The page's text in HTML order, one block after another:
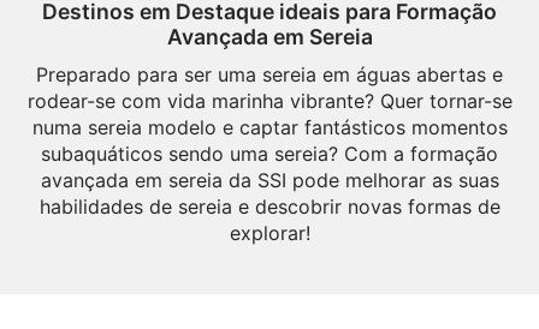
Destinos em Destaque ideais para Formação
Avançada em Sereia
Preparado para ser uma sereia em águas abertas e
rodear-se com vida marinha vibrante? Quer tornar-se
numa sereia modelo e captar fantásticos momentos
subaquáticos sendo uma sereia? Com a formação
avançada em sereia da SSI pode melhorar as suas
habilidades de sereia e descobrir novas formas de
explorar!